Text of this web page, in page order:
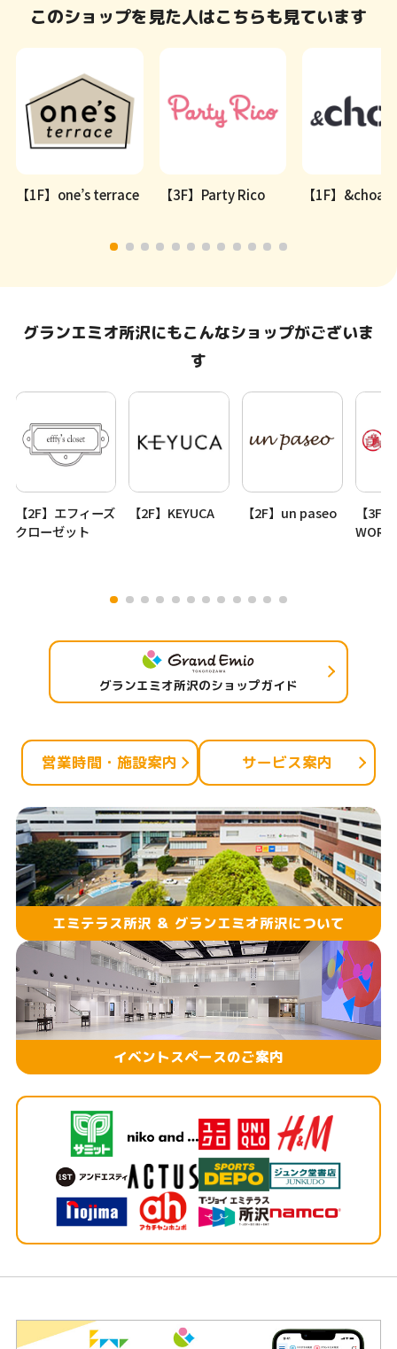
このショップを見た人はこちらも見ています
【1F】one’s terrace 【3F】Party Rico 【1F】&choa!
グランエミオ所沢にもこんなショップがございま
す
【2F】エフィーズ
クローゼット
【2F】KEYUCA 【2F】un paseo
【3F
グランエミオ所沢のショップガイド
営業時間・施設案内 サービス案内
エミテラス所沢 ＆ グランエミオ所沢について
イベントスペースのご案内